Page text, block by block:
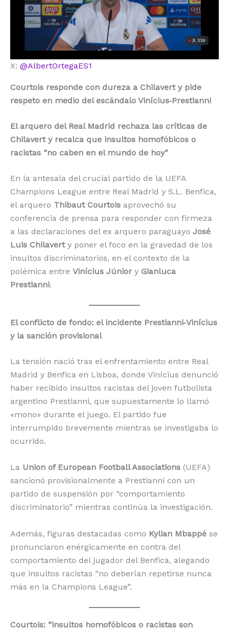
o
k
p
k
r
X: @AlbertOrtegaES1
Courtois responde con dureza a Chilavert y pide
respeto en medio del escándalo Vinícius‑Prestianni
El arquero del Real Madrid rechaza las críticas de
Chilavert y recalca que insultos homofóbicos o
racistas “no caben en el mundo de hoy”
En la antesala del crucial partido de la UEFA
Champions League entre Real Madrid y S.L. Benfica,
el arquero Thibaut Courtois aprovechó su
conferencia de prensa para responder con firmeza
a las declaraciones del ex arquero paraguayo José
Luis Chilaverty poner el foco en la gravedad de los
insultos discriminatorios, en el contexto de la
polémica entre Vinícius Júnior y Gianluca
Prestianni.
El conflicto de fondo: el incidente Prestianni‑Vinícius
y la sanción provisional
La tensión nació tras el enfrentamiento entre Real
Madrid y Benfica en Lisboa, donde Vinícius denunció
haber recibido insultos racistas del joven futbolista
argentino Prestianni, que supuestamente lo llamó
«mono» durante el juego. El partido fue
interrumpido brevemente mientras se investigaba lo
ocurrido.
La Union of European Football Associations (UEFA)
sancionó provisionalmente a Prestianni con un
partido de suspensión por “comportamiento
discriminatorio” mientras continúa la investigación.
Además, figuras destacadas como Kylian Mbappé se
pronunciaron enérgicamente en contra del
comportamiento del jugador del Benfica, alegando
que insultos racistas “no deberían repetirse nunca
más en la Champions League”.
Courtois: “insultos homofóbicos o racistas son